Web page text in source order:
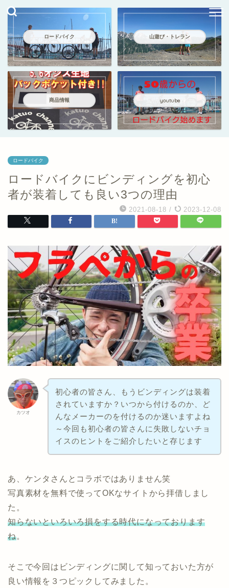
ロードバイク 山遊び・トレラン
商品情報 youtube
ロードバイク
ロードバイクにビンディングを初心
者が装着しても良い3つの理由
2021-08-18 / 2023-12-08
カツオ
初心者の皆さん、もうビンディングは装着
されていますか？いつから付けるのか、ど
んなメーカーのを付けるのか迷いますよね
～今回も初心者の皆さんに失敗しないチョ
イスのヒントをご紹介したいと存じます
あ、ケンタさんとコラボではありません笑
写真素材を無料で使ってOKなサイトから拝借しまし
た。
知らないといろいろ損をする時代になっております
ね。
そこで今回はビンディングに関して知っておいた方が
良い情報を３つピックしてみました。